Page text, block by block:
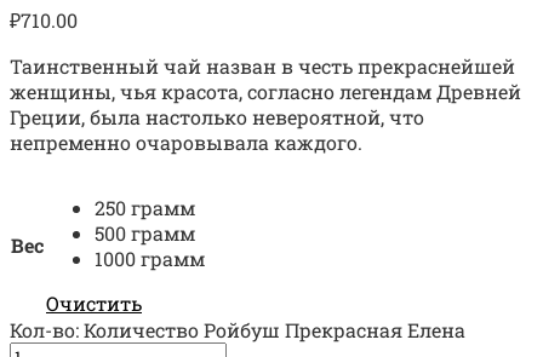
₽710.00
Таинственный чай назван в честь прекраснейшей
женщины, чья красота, согласно легендам Древней
Греции, была настолько невероятной, что
непременно очаровывала каждого.
Вес
250 грамм
500 грамм
1000 грамм
Очистить
Кол-во:Количество Ройбуш Прекрасная Елена